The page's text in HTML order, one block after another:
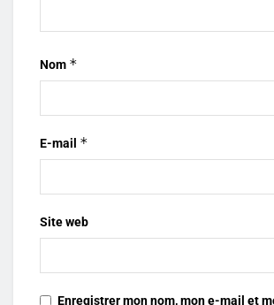
Nom *
E-mail *
Site web
Enregistrer mon nom, mon e-mail et